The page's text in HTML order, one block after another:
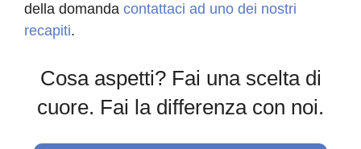
della domanda contattaci ad uno dei nostri
recapiti.
Cosa aspetti? Fai una scelta di
cuore. Fai la differenza con noi.